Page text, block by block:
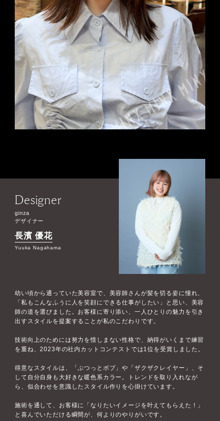
Designer
ginza
デザイナー
長濱 優花
Yuuka Nagahama
幼い頃から通っていた美容室で、美容師さんが髪を切る姿に憧れ、
「私もこんなふうに人を笑顔にできる仕事がしたい」と思い、美容
師の道を選びました。お客様に寄り添い、一人ひとりの魅力を引き
出すスタイルを提案することが私のこだわりです。
技術向上のためには努力を惜しまない性格で、納得がいくまで練習
を重ね、2023年の社内カットコンテストでは1位を受賞しました。
得意なスタイルは、「ぷつっとボブ」や「ザクザクレイヤー」、そ
して自分自身も大好きな暖色系カラー。トレンドを取り入れなが
ら、似合わせを意識したスタイル作りを心掛けています。
施術を通して、お客様に「なりたいイメージを叶えてもらえた！」
と喜んでいただける瞬間が、何よりのやりがいです。